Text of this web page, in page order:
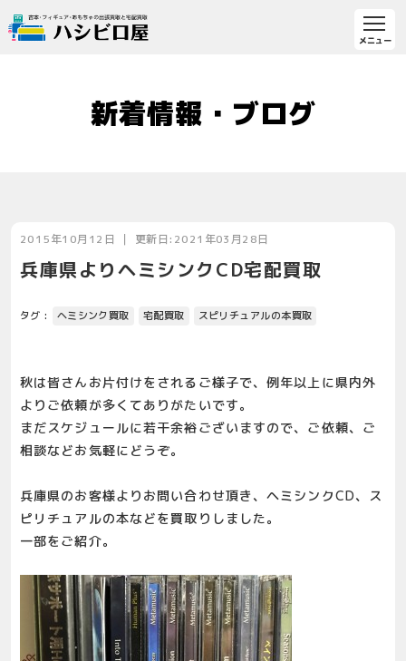
新着情報・ブログ
2015年10月12日 ｜ 更新日:2021年03月28日
兵庫県よりヘミシンクCD宅配買取
タグ : ヘミシンク買取 宅配買取 スピリチュアルの本買取
秋は皆さんお片付けをされるご様子で、例年以上に県内外
よりご依頼が多くてありがたいです。
まだスケジュールに若干余裕ございますので、ご依頼、ご
相談などお気軽にどうぞ。
兵庫県のお客様よりお問い合わせ頂き、ヘミシンクCD、ス
ピリチュアルの本などを買取りしました。
一部をご紹介。